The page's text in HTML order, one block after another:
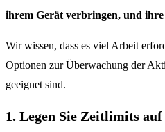
ihrem Gerät verbringen, und
Wir wissen, dass es viel Arbeit
Optionen zur Überwachung der
geeignet sind.
1. Legen Sie Zeitlimits